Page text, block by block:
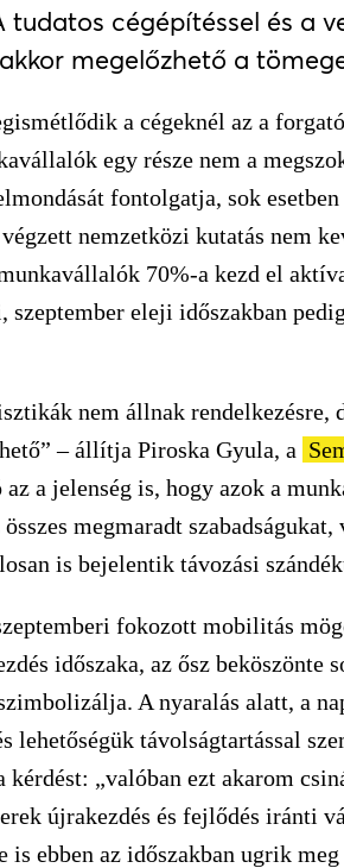
cégépítéssel és a
megelőzhető a
a cégeknél az a
egy része nem a
fontolgatja, sok
nemzetközi kutatás nem
70%-a kezd el
szeptember eleji időszakban
nem állnak rendelkezésre,
– állítja Piroska Gyula, a
a jelenség is, hogy azok a
megmaradt
is bejelentik távozási
fokozott mobilitás
időszaka, az ősz beköszönte
A nyaralás alatt, a
lehetőségük távolságtartással
„valóban ezt akarom
újrakezdés és fejlődés iránti
is ebben az időszakban ugrik